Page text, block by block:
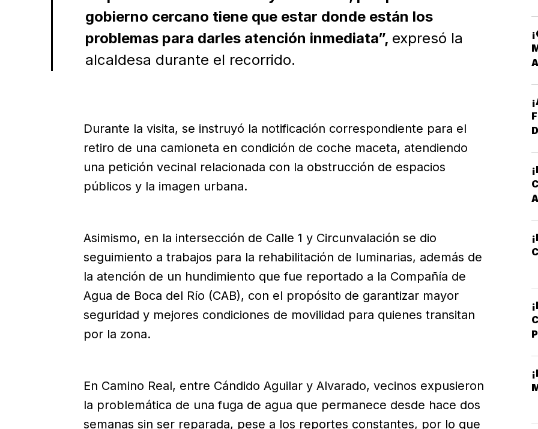
gobierno cercano tiene que estar donde están los
problemas para darles atención inmediata”, expresó la
alcaldesa durante el recorrido.
Durante la visita, se instruyó la notificación correspondiente para el
retiro de una camioneta en condición de coche maceta, atendiendo
una petición vecinal relacionada con la obstrucción de espacios
públicos y la imagen urbana.
Asimismo, en la intersección de Calle 1 y Circunvalación se dio
seguimiento a trabajos para la rehabilitación de luminarias, además de
la atención de un hundimiento que fue reportado a la Compañía de
Agua de Boca del Río (CAB), con el propósito de garantizar mayor
seguridad y mejores condiciones de movilidad para quienes transitan
por la zona.
En Camino Real, entre Cándido Aguilar y Alvarado, vecinos expusieron
la problemática de una fuga de agua que permanece desde hace dos
semanas sin ser reparada, pese a los reportes constantes, por lo que